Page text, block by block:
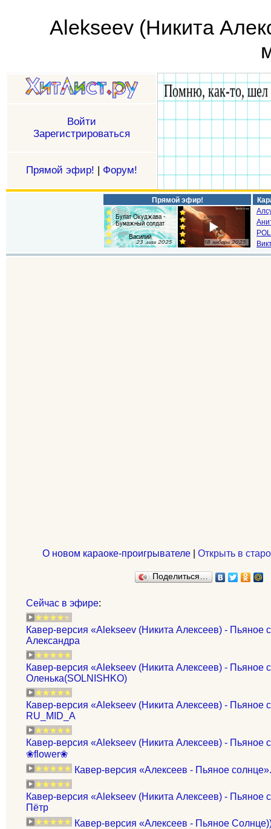
Alekseev (Никита
Войти
Зарегистрироваться
Прямой эфир! | Форум!
Прямой эфир!
О новом караоке-проигрывателе| Открыть в
Поделиться…
Сейчас в эфире:
Кавер-версия «Alekseev (Никита Алексеев) - Пьяное
Александра
Кавер-версия «Alekseev (Никита Алексеев) - Пьяное
Оленька(SOLNISHKO)
Кавер-версия «Alekseev (Никита Алексеев) - Пьяное
RU_MID_A
Кавер-версия «Alekseev (Никита Алексеев) - Пьяное
❀flower❀
Кавер-версия «Алексеев - Пьяное
Кавер-версия «Alekseev (Никита Алексеев) - Пьяное
Пётр
Кавер-версия «Алексеев - Пьяное